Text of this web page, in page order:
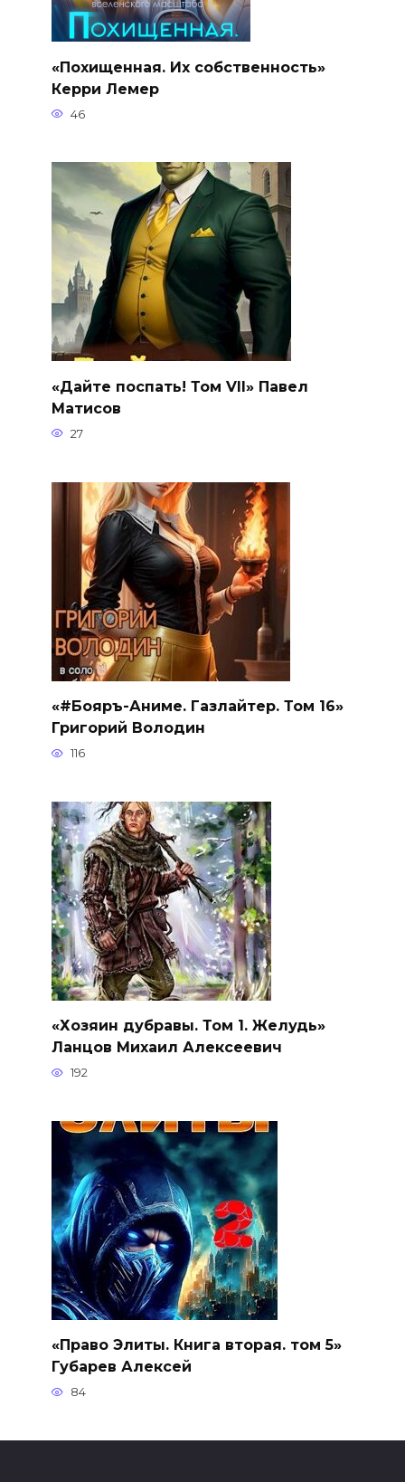
«Похищенная. Их собственность»
Керри Лемер
46
«Дайте поспать! Том VII» Павел
Матисов
27
«#Бояръ-Аниме. Газлайтер. Том 16»
Григорий Володин
116
«Хозяин дубравы. Том 1. Желудь»
Ланцов Михаил Алексеевич
192
«Право Элиты. Книга вторая. том 5»
Губарев Алексей
84